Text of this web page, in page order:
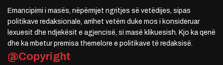
Emancipimi i masës, nëpërmjet ngritjes së vetëdijes, sipas
politikave redaksionale, arrihet vetëm duke mos i konsideruar
lexuesit dhe ndjekësit e agjencisë, si masë klikuesish. Kjo ka qenë
dhe ka mbetur premisa themelore e politikave të redaksisë.
@Copyright